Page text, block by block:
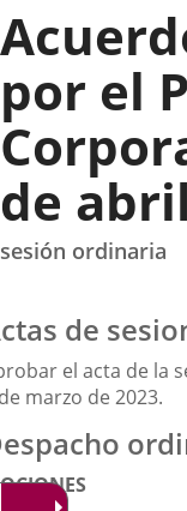
por el
de
sesión ordinaria
de
el acta de la
marzo de 2023.